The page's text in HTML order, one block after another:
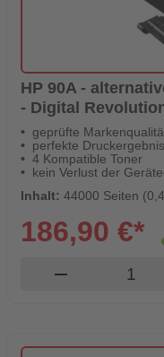
HP 90A -
- Digital
geprüfte
perfekte
4 Kompatible Toner
kein Verlust der
Inhalt: 44000 Seiten
186,90 €*
remove